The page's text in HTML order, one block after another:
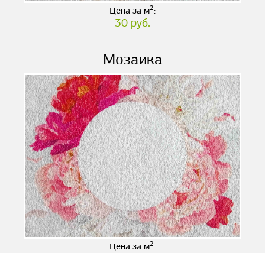
Цена за м2:
30 руб.
Мозаика
Цена за м2: